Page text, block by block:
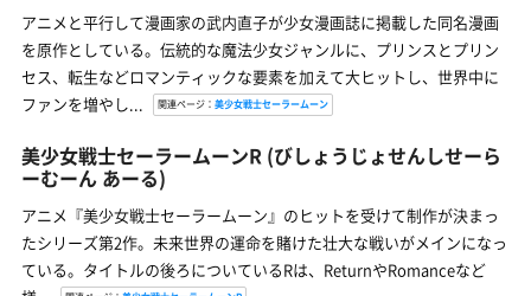
アニメと平行して漫画家の武内直子が少女漫画誌に掲載した同名漫画
を原作としている。伝統的な魔法少女ジャンルに、プリンスとプリン
セス、転生などロマンティックな要素を加えて大ヒットし、世界中に
ファンを増やし...
関連ページ： 美少女戦士セーラームーン
美少女戦士セーラームーンR (びしょうじょせんしせーら
ーむーん あーる)
アニメ『美少女戦士セーラームーン』のヒットを受けて制作が決まっ
たシリーズ第2作。未来世界の運命を賭けた壮大な戦いがメインになっ
ている。タイトルの後ろについているRは、ReturnやRomanceなど